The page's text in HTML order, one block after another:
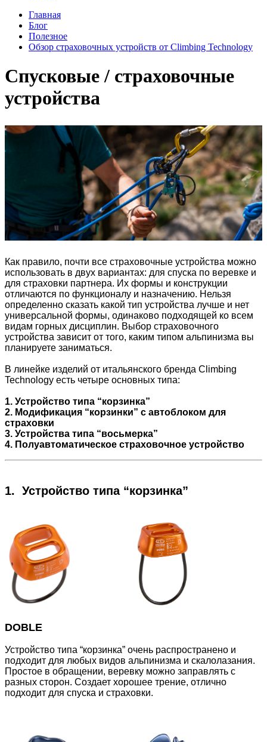
Главная
Блог
Полезное
Обзор страховочных устройств от Climbing Technology
Спусковые / страховочные
устройства
Как правило, почти все страховочные устройства можно
использовать в двух вариантах: для спуска по веревке и
для страховки партнера. Их формы и конструкции
отличаются по функционалу и назначению. Нельзя
определенно сказать какой тип устройства лучше и нет
универсальной формы, одинаково подходящей ко всем
видам горных дисциплин. Выбор страховочного
устройства зависит от того, каким типом альпинизма вы
планируете заниматься.
В линейке изделий от итальянского бренда Climbing
Technology есть четыре основных типа:
1. Устройство типа “корзинка”
2. Модификация “корзинки” с автоблоком для
страховки
3. Устройства типа “восьмерка”
4. Полуавтоматическое страховочное устройство
1. Устройство типа “корзинка”
DOBLE
Устройство типа “корзинка” очень распространено и
подходит для любых видов альпинизма и скалолазания.
Простое в обращении, веревку можно заправлять с
разных сторон. Создает хорошее трение, отлично
подходит для спуска и страховки.